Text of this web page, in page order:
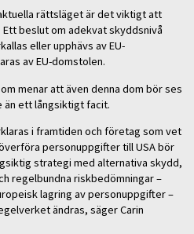
rättsläget är det viktigt att
beslut om adekvat skyddsnivå
eller upphävs av EU-
av EU-domstolen.
menar att även denna dom bör ses
än ett långsiktigt facit.
i framtiden och företag som vet
personuppgifter till USA bör
strategi med alternativa skydd,
regelbundna riskbedömningar –
lagring av personuppgifter –
ändras, säger Carin